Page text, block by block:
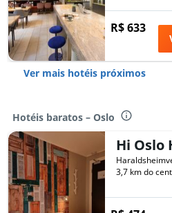
R$ 633
Ver mais hotéis próximos
Hotéis baratos – Oslo
3,7 km do